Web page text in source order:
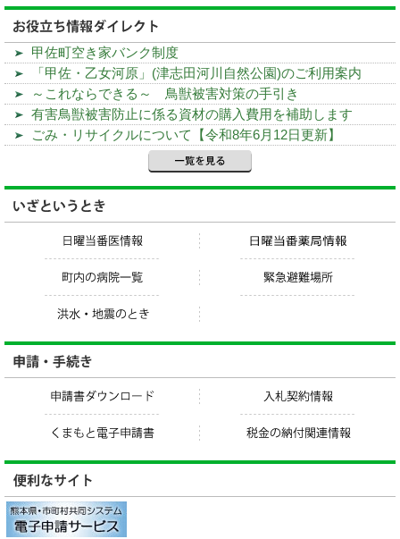
甲佐町空き家バンク制度
「甲佐・乙女河原」(津志田河川自然公園)のご利用案内
～これならできる～ 鳥獣被害対策の手引き
有害鳥獣被害防止に係る資材の購入費用を補助します
ごみ・リサイクルについて【令和8年6月12日更新】